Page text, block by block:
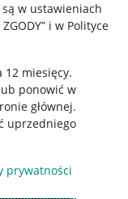
w ustawieniach
i w Polityce
12 miesięcy.
ponowić w
głównej.
uprzedniego
prywatności